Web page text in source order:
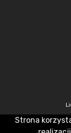
Strona